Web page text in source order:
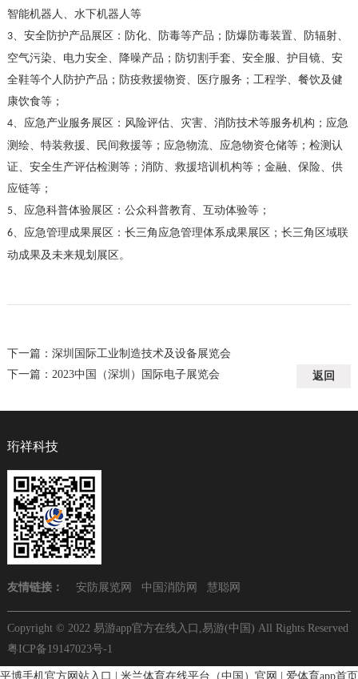
智能机器人、水下机器人等
3、安全防护产品展区：防化、防毒等产品；防爆防毒装置、防辐射、
空气污染、电力安全、降噪产品；防切割手套、安全服、护目镜、安
全鞋等个人防护产品；防疫救援物资、医疗服务；工程学、餐饮及健
康饮食等；
4、应急产业服务展区：风险评估、灾害、消防技术等服务机构；应急
测绘、特装救援、民间救援等；应急物流、应急物资仓储等；检测认
证、安全生产评估检测等；消防、救援培训机构等；金融、保险、供
应链等；
5、应急科普体验展区：公众科普教育、互动体验等；
6、应急管理成果展区：长三角应急管理体系成果展区；长三角区域联
动成果及未来规划展区 。
下一篇： 深圳国际工业制造技术及设备展览会
下一篇： 2023中国（深圳）国际电子展览会 返回
珩祥科技
友情链接： 安防展览网 中国消防网 慧聪网
Copyright © 2022 易游app官方在线入口,易游(中国) All Rights Reserved
粤ICP备19147023号-1
平博手机官方网站入口 米兰体育在线平台（中国）官网 爱体育app首页